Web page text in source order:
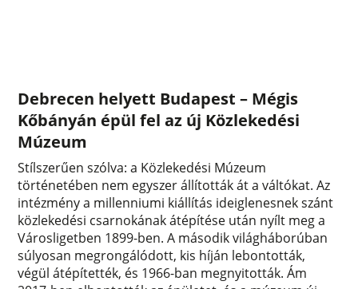
Debrecen helyett Budapest – Mégis
Kőbányán épül fel az új Közlekedési
Múzeum
Stílszerűen szólva: a Közlekedési Múzeum
történetében nem egyszer állították át a váltókat. Az
intézmény a millenniumi kiállítás ideiglenesnek szánt
közlekedési csarnokának átépítése után nyílt meg a
Városligetben 1899-ben. A második világháborúban
súlyosan megrongálódott, kis híján lebontották,
végül átépítették, és 1966-ban megnyitották. Ám